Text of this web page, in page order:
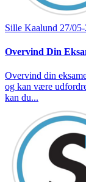
Sille Kaalund 27/
Overvind Din
Overvind din
og kan være
kan du...